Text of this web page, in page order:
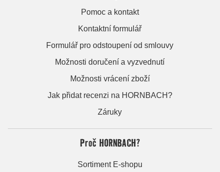
Pomoc a kontakt
Kontaktní formulář
Formulář pro odstoupení od smlouvy
Možnosti doručení a vyzvednutí
Možnosti vrácení zboží
Jak přidat recenzi na HORNBACH?
Záruky
Proč HORNBACH?
Sortiment E-shopu